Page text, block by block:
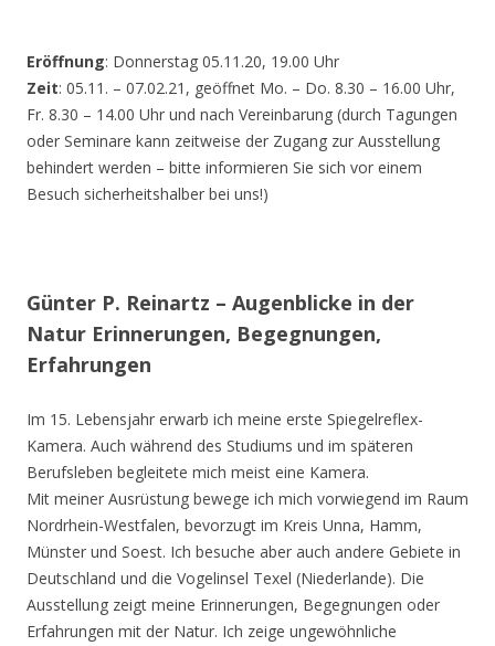
Eröffnung: Donnerstag 05.11.20, 19.00 Uhr
Zeit: 05.11. – 07.02.21, geöffnet Mo. – Do. 8.30 – 16.00 Uhr,
Fr. 8.30 – 14.00 Uhr und nach Vereinbarung (durch Tagungen
oder Seminare kann zeitweise der Zugang zur Ausstellung
behindert werden – bitte informieren Sie sich vor einem
Besuch sicherheitshalber bei uns!)
Günter P. Reinartz – Augenblicke in der
Natur Erinnerungen, Begegnungen,
Erfahrungen
Im 15. Lebensjahr erwarb ich meine erste Spiegelreflex-
Kamera. Auch während des Studiums und im späteren
Berufsleben begleitete mich meist eine Kamera.
Mit meiner Ausrüstung bewege ich mich vorwiegend im Raum
Nordrhein-Westfalen, bevorzugt im Kreis Unna, Hamm,
Münster und Soest. Ich besuche aber auch andere Gebiete in
Deutschland und die Vogelinsel Texel (Niederlande). Die
Ausstellung zeigt meine Erinnerungen, Begegnungen oder
Erfahrungen mit der Natur. Ich zeige ungewöhnliche